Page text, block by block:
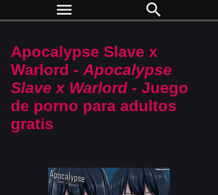
menu search
Apocalypse Slave x
Warlord -Apocalypse
Slave x Warlord - Juego
de porno para adultos
gratis